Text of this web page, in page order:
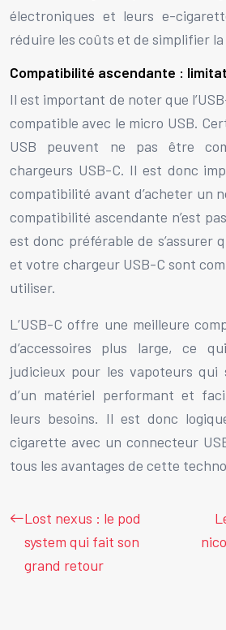
électroniques et leurs e-
réduire les coûts et de simplifier la
Compatibilité ascendante :
Il est important de noter que
compatible avec le micro USB.
USB peuvent ne pas être
chargeurs USB-C. Il est donc
compatibilité avant d’acheter un
compatibilité ascendante n’est
est donc préférable de s’assurer
et votre chargeur USB-C sont
utiliser.
L’USB-C offre une meilleure
d’accessoires plus large, ce
judicieux pour les vapoteurs qui
d’un matériel performant et
leurs besoins. Il est donc
cigarette avec un connecteur
tous les avantages de cette
Lost nexus : le pod
system qui fait son
grand retour